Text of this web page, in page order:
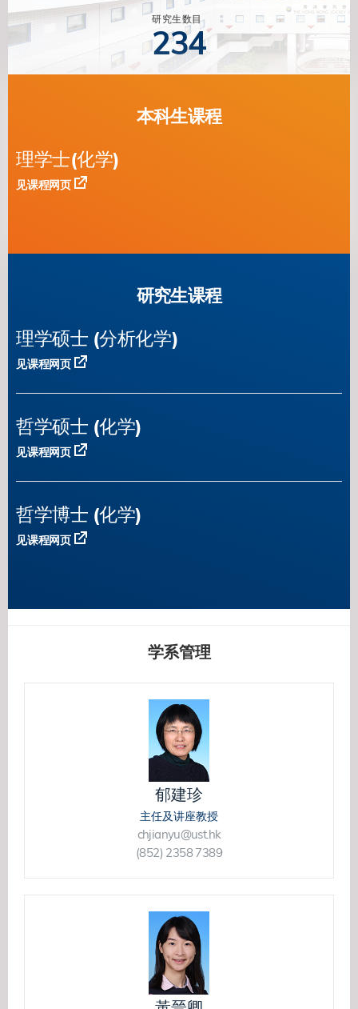
研究生数目
234
本科生课程
理学士(化学)
见课程网页
研究生课程
理学硕士 (分析化学)
见课程网页
哲学硕士 (化学)
见课程网页
哲学博士 (化学)
见课程网页
学系管理
郁建珍
主任及讲座教授
chjianyu@ust.hk
(852) 2358 7389